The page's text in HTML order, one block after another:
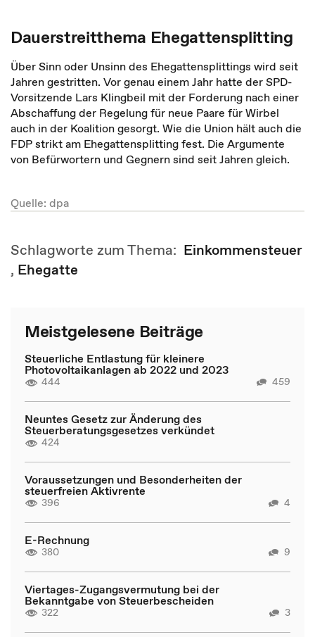
Dauerstreitthema Ehegattensplitting
Über Sinn oder Unsinn des Ehegattensplittings wird seit
Jahren gestritten. Vor genau einem Jahr hatte der SPD-
Vorsitzende Lars Klingbeil mit der Forderung nach einer
Abschaffung der Regelung für neue Paare für Wirbel
auch in der Koalition gesorgt. Wie die Union hält auch die
FDP strikt am Ehegattensplitting fest. Die Argumente
von Befürwortern und Gegnern sind seit Jahren gleich.
Quelle: dpa
Schlagworte zum Thema: Einkommensteuer
, Ehegatte
Meistgelesene Beiträge
Steuerliche Entlastung für kleinere
Photovoltaikanlagen ab 2022 und 2023
444 459
Neuntes Gesetz zur Änderung des
Steuerberatungsgesetzes verkündet
424
Voraussetzungen und Besonderheiten der
steuerfreien Aktivrente
396 4
E-Rechnung
380 9
Viertages-Zugangsvermutung bei der
Bekanntgabe von Steuerbescheiden
322 3